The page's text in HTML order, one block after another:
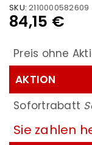
SKU: 2110000582609
84,15 €
Preis ohne
AKTION
Sofortrabatt
Sie zahlen